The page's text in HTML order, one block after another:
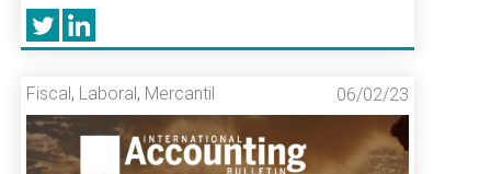
Fiscal, Laboral, Mercantil 06/02/23